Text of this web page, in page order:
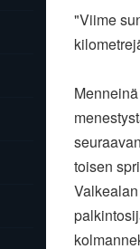
"Viime
toisen